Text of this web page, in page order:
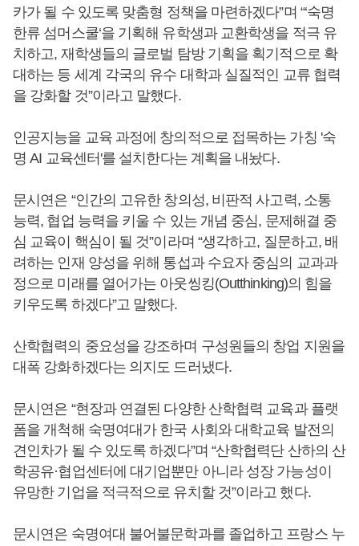
카가 될 수 있도록 맞춤형 정책을 마련하겠다”며 “‘숙명
한류 섬머스쿨‘을 기획해 유학생과 교환학생을 적극 유
치하고, 재학생들의 글로벌 탐방 기획을 획기적으로 확
대하는 등 세계 각국의 유수 대학과 실질적인 교류 협력
을 강화할 것”이라고 말했다.
인공지능을 교육 과정에 창의적으로 접목하는 가칭 '숙
명 AI 교육센터'를 설치한다는 계획을 내놨다.
문시연은 “인간의 고유한 창의성, 비판적 사고력, 소통
능력, 협업 능력을 키울 수 있는 개념 중심, 문제해결 중
심 교육이 핵심이 될 것”이라며 “생각하고, 질문하고, 배
려하는 인재 양성을 위해 통섭과 수요자 중심의 교과과
정으로 미래를 열어가는 아웃씽킹(Outthinking)의 힘을
키우도록 하겠다”고 말했다.
산학협력의 중요성을 강조하며 구성원들의 창업 지원을
대폭 강화하겠다는 의지도 드러냈다.
문시연은 “현장과 연결된 다양한 산학협력 교육과 플랫
폼을 개척해 숙명여대가 한국 사회와 대학교육 발전의
견인차가 될 수 있도록 하겠다”며 “산학협력단 산하의 산
학공유·협업센터에 대기업뿐만 아니라 성장 가능성이
유망한 기업을 적극적으로 유치할 것”이라고 했다.
문시연은 숙명여대 불어불문학과를 졸업하고 프랑스 누